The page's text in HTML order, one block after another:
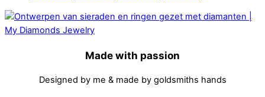
Made with passion
Designed by me & made by goldsmiths hands